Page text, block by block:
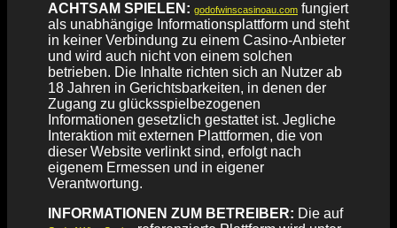
ACHTSAM SPIELEN: godofwinscasinoau.comfungiert
als unabhängige Informationsplattform und steht
in keiner Verbindung zu einem Casino-Anbieter
und wird auch nicht von einem solchen
betrieben. Die Inhalte richten sich an Nutzer ab
18 Jahren in Gerichtsbarkeiten, in denen der
Zugang zu glücksspielbezogenen
Informationen gesetzlich gestattet ist. Jegliche
Interaktion mit externen Plattformen, die von
dieser Website verlinkt sind, erfolgt nach
eigenem Ermessen und in eigener
Verantwortung.
INFORMATIONEN ZUM BETREIBER: Die auf